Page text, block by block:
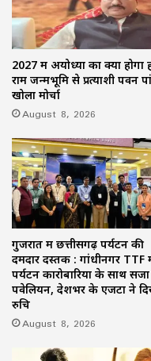
2027 में अयोध्या का क्या होगा
राम जन्मभूमि से प्रत्याशी पवन
खोला मोर्चा
August 8, 2026
गुजरात में छत्तीसगढ़ पर्यटन की
दमदार दस्तक : गांधीनगर TTF
पर्यटन कारोबारियों के साथ सजा
पवेलियन, देशभर के एजेंटों ने
रुचि
August 8, 2026